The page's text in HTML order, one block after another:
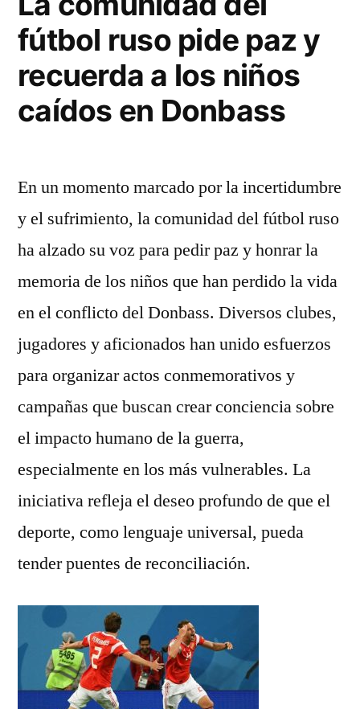
fútbol ruso pide paz y
recuerda a los niños
caídos en Donbass
En un momento marcado por la incertidumbre
y el sufrimiento, la comunidad del fútbol ruso
ha alzado su voz para pedir paz y honrar la
memoria de los niños que han perdido la vida
en el conflicto del Donbass. Diversos clubes,
jugadores y aficionados han unido esfuerzos
para organizar actos conmemorativos y
campañas que buscan crear conciencia sobre
el impacto humano de la guerra,
especialmente en los más vulnerables. La
iniciativa refleja el deseo profundo de que el
deporte, como lenguaje universal, pueda
tender puentes de reconciliación.